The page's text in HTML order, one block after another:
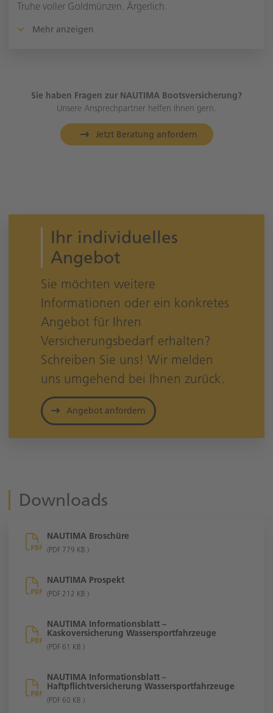
Truhe voller Goldmünzen. Ärgerlich.
Mehr anzeigen
Sie haben Fragen zur NAUTIMA Bootsversicherung?
Unsere Ansprechpartner helfen Ihnen gern.
Jetzt Beratung anfordern
Ihr individuelles
Angebot
Sie möchten weitere
Informationen oder ein konkretes
Angebot für Ihren
Versicherungsbedarf erhalten?
Schreiben Sie uns! Wir melden
uns umgehend bei Ihnen zurück.
Angebot anfordern
Downloads
NAUTIMA Broschüre
(PDF 779 KB )
NAUTIMA Prospekt
(PDF 212 KB )
NAUTIMA Informationsblatt –
Kaskoversicherung Wassersportfahrzeuge
(PDF 61 KB )
NAUTIMA Informationsblatt –
Haftpflichtversicherung Wassersportfahrzeuge
(PDF 60 KB )